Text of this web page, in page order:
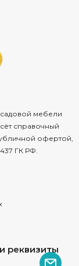
садовой мебели
справочный
офертой,
ГК РФ.
реквизиты